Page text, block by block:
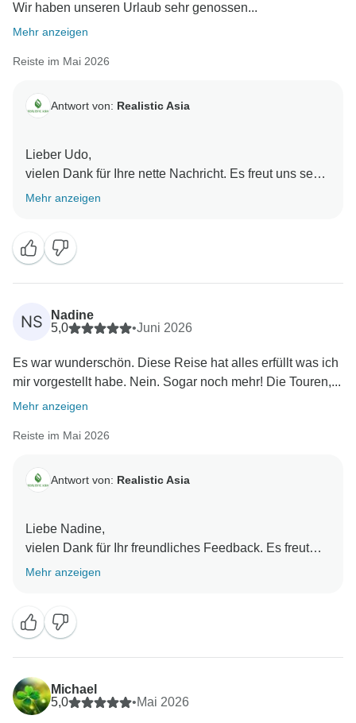
Wir haben unseren Urlaub sehr genossen...
Mehr anzeigen
Reiste im Mai 2026
Antwort von: Realistic Asia
Lieber Udo,
vielen Dank für Ihre nette Nachricht. Es freut uns sehr
zu hören, dass Sie einen so tollen Urlaub hatten und
gefallen hat und Sie so viele schöne Erinnerungen
mitgenommen haben. Wir wünschen Ihnen alles Gute
und hoffen, dass wir Sie eines Tages wiedersehen!
Mit freundlichen Grüßen,
Mehr anzeigen
NS
Nadine
5,0
•Juni 2026
Es war wunderschön. Diese Reise hat alles erfüllt was ich
mir vorgestellt habe. Nein. Sogar noch mehr! Die Touren,...
Mehr anzeigen
Reiste im Mai 2026
Antwort von: Realistic Asia
Liebe Nadine,
vielen Dank für Ihr freundliches Feedback. Es freut
uns sehr zu hören, dass Sie eine wunderbare Reise
Erwartungen entsprochen hat und darüber hinaus. Wir
wissen Ihre Unterstützung wirklich zu schätzen und
freuen uns darauf, Sie in Zukunft wieder bei uns
begrüßen zu dürfen!
Mit freundlichen Grüßen,
Mehr anzeigen
Michael
5,0
•Mai 2026